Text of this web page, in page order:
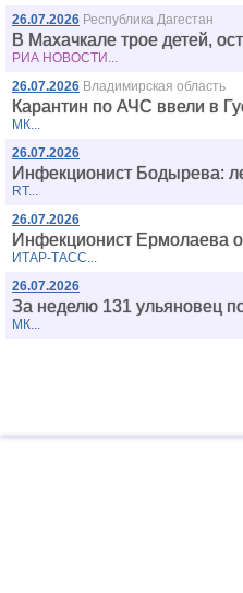
26.07.2026 Республика Дагестан
В Махачкале трое детей,
РИА НОВОСТИ...
26.07.2026 Владимирская область
Карантин по АЧС ввели в
МК...
26.07.2026
Инфекционист Бодырева:
RT...
26.07.2026
Инфекционист Ермолаева
ИТАР-ТАСС...
26.07.2026
За неделю 131 ульяновец
МК...